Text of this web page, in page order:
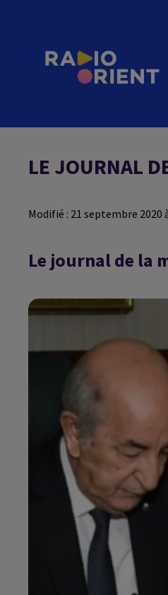
LE JOURNAL
Modifié : 21 septembre 2020
Le journal de la